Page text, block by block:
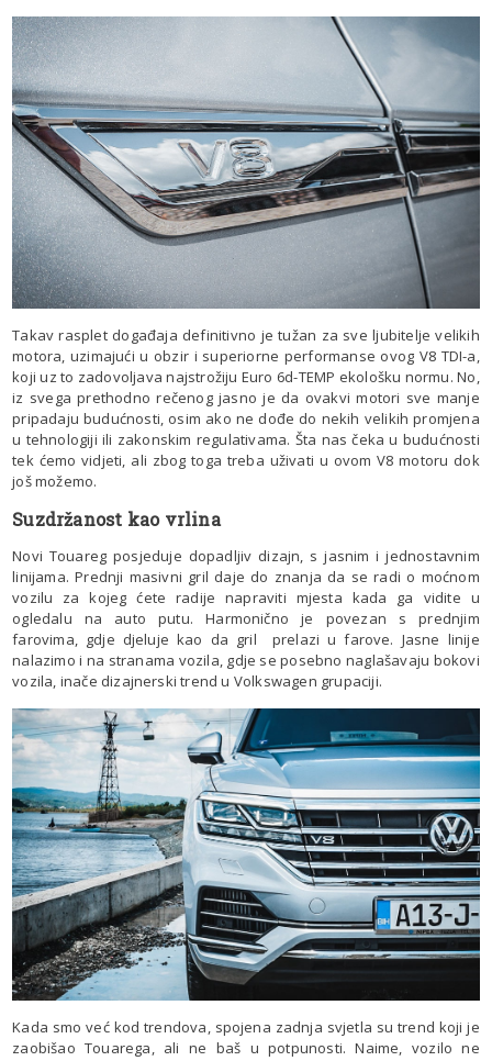
Takav rasplet događaja definitivno je tužan za sve ljubitelje velikih
motora, uzimajući u obzir i superiorne performanse ovog V8 TDI-a,
koji uz to zadovoljava najstrožiju Euro 6d-TEMP ekološku normu. No,
iz svega prethodno rečenog jasno je da ovakvi motori sve manje
pripadaju budućnosti, osim ako ne dođe do nekih velikih promjena
u tehnologiji ili zakonskim regulativama. Šta nas čeka u budućnosti
tek ćemo vidjeti, ali zbog toga treba uživati u ovom V8 motoru dok
još možemo.
Suzdržanost kao vrlina
Novi Touareg posjeduje dopadljiv dizajn, s jasnim i jednostavnim
linijama. Prednji masivni gril daje do znanja da se radi o moćnom
vozilu za kojeg ćete radije napraviti mjesta kada ga vidite u
ogledalu na auto putu. Harmonično je povezan s prednjim
farovima, gdje djeluje kao da gril prelazi u farove. Jasne linije
nalazimo i na stranama vozila, gdje se posebno naglašavaju bokovi
vozila, inače dizajnerski trend u Volkswagen grupaciji.
Kada smo već kod trendova, spojena zadnja svjetla su trend koji je
zaobišao Touarega, ali ne baš u potpunosti. Naime, vozilo ne